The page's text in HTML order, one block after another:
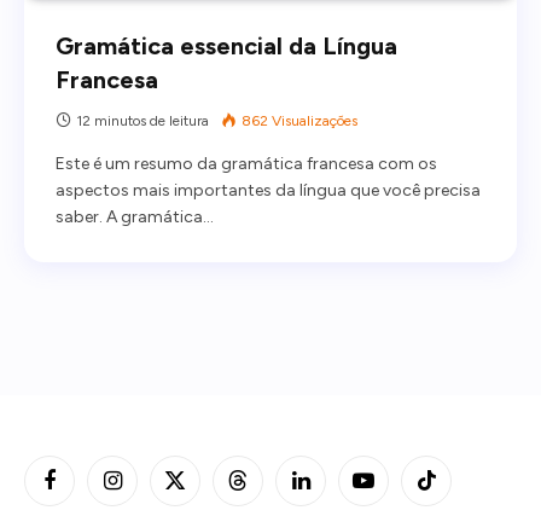
Gramática essencial da Língua
Francesa
12 minutos de leitura 862 Visualizações
Este é um resumo da gramática francesa com os
aspectos mais importantes da língua que você precisa
saber. A gramática…
FacebookInstagramX
Threads LinkedIn YouTubeTikTok